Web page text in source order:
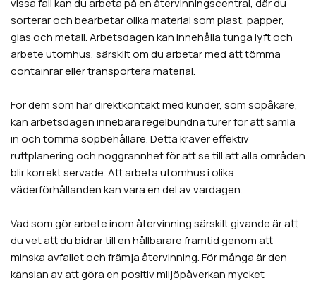
vissa fall kan du arbeta på en återvinningscentral, där du
sorterar och bearbetar olika material som plast, papper,
glas och metall. Arbetsdagen kan innehålla tunga lyft och
arbete utomhus, särskilt om du arbetar med att tömma
containrar eller transportera material.
För dem som har direktkontakt med kunder, som sopåkare,
kan arbetsdagen innebära regelbundna turer för att samla
in och tömma sopbehållare. Detta kräver effektiv
ruttplanering och noggrannhet för att se till att alla områden
blir korrekt servade. Att arbeta utomhus i olika
väderförhållanden kan vara en del av vardagen.
Vad som gör arbete inom återvinning särskilt givande är att
du vet att du bidrar till en hållbarare framtid genom att
minska avfallet och främja återvinning. För många är den
känslan av att göra en positiv miljöpåverkan mycket